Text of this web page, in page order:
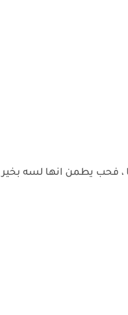
، فحب يطمن انها لسه بخير